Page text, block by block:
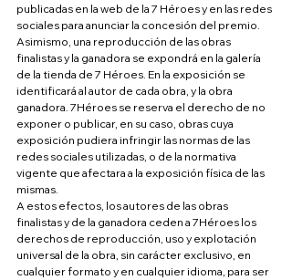
publicadas en la web de la 7 Héroes y en las redes
sociales para anunciar la concesión del premio.
Asimismo, una reproducción de las obras
finalistas y la ganadora se expondrá en la galería
de la tienda de 7 Héroes. En la exposición se
identificará al autor de cada obra, y la obra
ganadora. 7Héroes se reserva el derecho de no
exponer o publicar, en su caso, obras cuya
exposición pudiera infringir las normas de las
redes sociales utilizadas, o de la normativa
vigente que afectara a la exposición física de las
mismas.
A estos efectos, los autores de las obras
finalistas y de la ganadora ceden a 7Héroes los
derechos de reproducción, uso y explotación
universal de la obra, sin carácter exclusivo, en
cualquier formato y en cualquier idioma, para ser